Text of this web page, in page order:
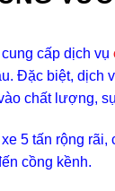
cấp dịch vụ
Đặc biệt, dịch
chất lượng,
5 tấn rộng
cồng kềnh.